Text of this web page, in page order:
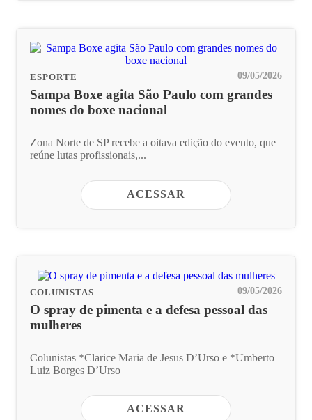
ESPORTE 09/05/2026
Sampa Boxe agita São Paulo com grandes
nomes do boxe nacional
Zona Norte de SP recebe a oitava edição do evento, que
reúne lutas profissionais,...
ACESSAR
COLUNISTAS 09/05/2026
O spray de pimenta e a defesa pessoal das
mulheres
Colunistas *Clarice Maria de Jesus D’Urso e *Umberto
Luiz Borges D’Urso
ACESSAR